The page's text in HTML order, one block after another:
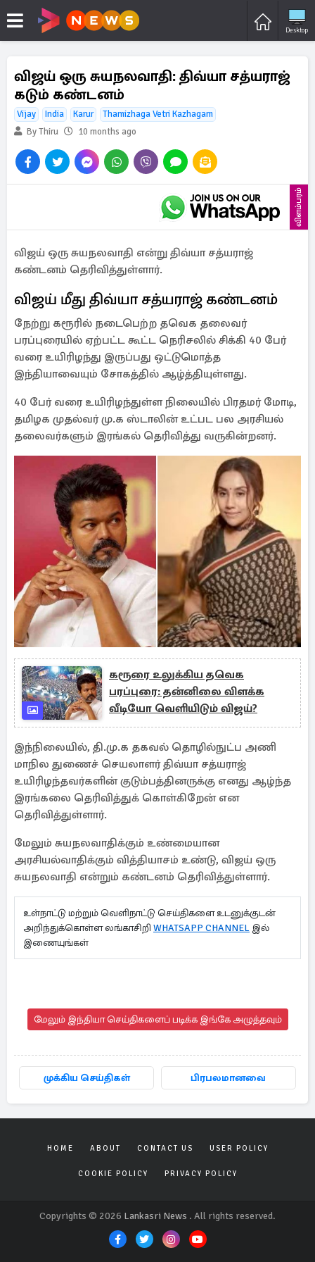
Desktop
விஜய் ஒரு சுயநலவாதி: திவ்யா சத்யராஜ்
கடும் கண்டனம்
Vijay India Karur
Thamizhaga Vetri Kazhagam
By Thiru
10 months ago
விளம்பரம்
விஜய் ஒரு சுயநலவாதி என்று திவ்யா சத்யராஜ்
கண்டனம் தெரிவித்துள்ளார்.
விஜய் மீது திவ்யா சத்யராஜ் கண்டனம்
நேற்று கரூரில் நடைபெற்ற தவெக தலைவர்
பரப்புரையில் ஏற்பட்ட கூட்ட நெரிசலில் சிக்கி 40 பேர்
வரை உயிரிழந்து இருப்பது ஒட்டுமொத்த
இந்தியாவையும் சோகத்தில் ஆழ்த்தியுள்ளது.
40 பேர் வரை உயிரிழந்துள்ள நிலையில் பிரதமர் மோடி,
தமிழக முதல்வர் மு.க ஸ்டாலின் உட்பட பல அரசியல்
தலைவர்களும் இரங்கல் தெரிவித்து வருகின்றனர்.
கரூரை உலுக்கிய தவெக
பரப்புரை: தன்னிலை விளக்க
வீடியோ வெளியிடும் விஜய்?
இந்நிலையில், தி.மு.க தகவல் தொழில்நுட்ப அணி
மாநில துணைச் செயலாளர் திவ்யா சத்யராஜ்
உயிரிழந்தவர்களின் குடும்பத்தினருக்கு எனது ஆழ்ந்த
இரங்கலை தெரிவித்துக் கொள்கிறேன் என
தெரிவித்துள்ளார்.
மேலும் சுயநலவாதிக்கும் உண்மையான
அரசியல்வாதிக்கும் வித்தியாசம் உண்டு, விஜய் ஒரு
சுயநலவாதி என்றும் கண்டனம் தெரிவித்துள்ளார்.
உள்நாட்டு மற்றும் வெளிநாட்டு செய்திகளை உடனுக்குடன்
அறிந்துக்கொள்ள லங்காசிறி WHATSAPP CHANNEL இல்
இணையுங்கள்
மேலும் இந்தியா செய்திகளைப் படிக்க இங்கே அழுத்தவும்
முக்கிய செய்திகள் பிரபலமானவை
HOME ABOUT CONTACT US USER POLICY
COOKIE POLICY PRIVACY POLICY
Copyrights © 2026 Lankasri News . All rights reserved.